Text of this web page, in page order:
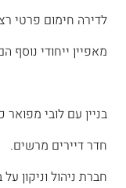
לדירה חימום פרטי
מאפיין ייחודי נוסף הם
בניין עם לובי מפואר
חדר דיירים מרשים.
חברת ניהול וניקון על